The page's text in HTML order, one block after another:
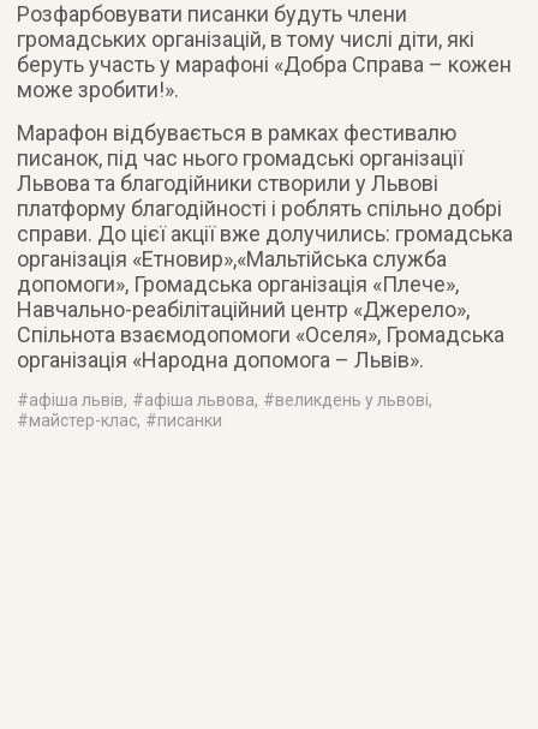
Розфарбовувати писанки будуть члени
громадських організацій, в тому числі діти, які
беруть участь у марафоні «Добра Справа – кожен
може зробити!».
Марафон відбувається в рамках фестивалю
писанок, під час нього громадські організації
Львова та благодійники створили у Львові
платформу благодійності і роблять спільно добрі
справи. До цієї акції вже долучились: громадська
організація «Етновир»,«Мальтійська служба
допомоги», Громадська організація «Плече»,
Навчально-реабілітаційний центр «Джерело»,
Спільнота взаємодопомоги «Оселя», Громадська
організація «Народна допомога – Львів».
#афіша львів, #афіша львова, #великдень у львові,
#майстер-клас, #писанки